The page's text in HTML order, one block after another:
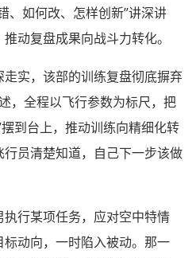
、如何改、怎样创新”讲深讲
动复盘成果向战斗力转化。
实，该部的训练复盘彻底摒弃
，全程以飞行参数为标尺，把
到台上，推动训练向精细化转
员清楚知道，自己下一步该做
行某项任务，应对空中特情
动向，一时陷入被动。那一